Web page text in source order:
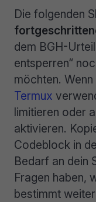
Die folgenden
dem BGH-
entsperren“
möchten. Wenn
Termux
limitieren oder
aktivieren.
Codeblock in
Bedarf an dein
Fragen haben,
bestimmt